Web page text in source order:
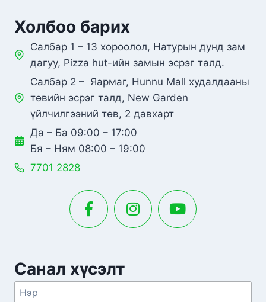
Санал хүсэлт
Холбоо барих
Салбар 1 – 13 хороолол, Натурын дунд зам
дагуу, Pizza hut-ийн замын эсрэг талд.
Салбар 2 – Яармаг, Hunnu Mall худалдааны
төвийн эсрэг талд, New Garden
үйлчилгээний төв, 2 давхарт
Да – Ба 09:00 – 17:00
Бя – Ням 08:00 – 19:00
7701 2828